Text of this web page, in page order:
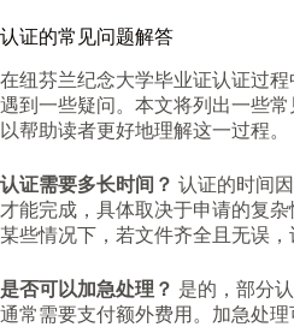
认证的常见问题解答
在纽芬兰纪念大学毕业证认证过
遇到一些疑问。本文将列出一些常
以帮助读者更好地理解这一过程。
认证需要多长时间？ 认证的时间
才能完成，具体取决于申请的复
某些情况下，若文件齐全且无误，
是否可以加急处理？ 是的，部分
通常需要支付额外费用。加急处